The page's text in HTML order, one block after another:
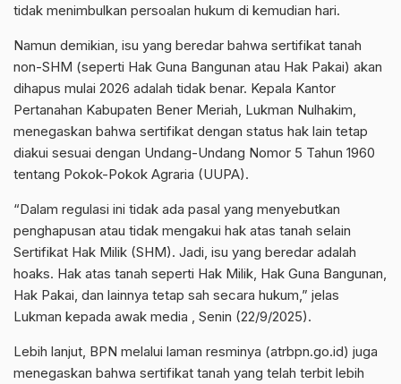
tidak menimbulkan persoalan hukum di kemudian hari.
Namun demikian, isu yang beredar bahwa sertifikat tanah
non-SHM (seperti Hak Guna Bangunan atau Hak Pakai) akan
dihapus mulai 2026 adalah tidak benar. Kepala Kantor
Pertanahan Kabupaten Bener Meriah, Lukman Nulhakim,
menegaskan bahwa sertifikat dengan status hak lain tetap
diakui sesuai dengan Undang-Undang Nomor 5 Tahun 1960
tentang Pokok-Pokok Agraria (UUPA).
“Dalam regulasi ini tidak ada pasal yang menyebutkan
penghapusan atau tidak mengakui hak atas tanah selain
Sertifikat Hak Milik (SHM). Jadi, isu yang beredar adalah
hoaks. Hak atas tanah seperti Hak Milik, Hak Guna Bangunan,
Hak Pakai, dan lainnya tetap sah secara hukum,” jelas
Lukman kepada awak media , Senin (22/9/2025).
Lebih lanjut, BPN melalui laman resminya (atrbpn.go.id) juga
menegaskan bahwa sertifikat tanah yang telah terbit lebih